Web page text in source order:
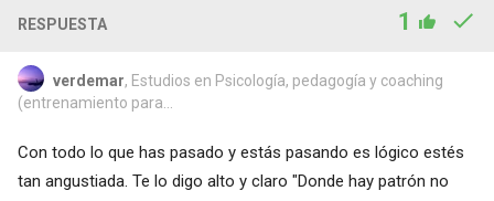
RESPUESTA 1
verdemar, Estudios en Psicología, pedagogía y coaching
(entrenamiento para...
Con todo lo que has pasado y estás pasando es lógico estés
tan angustiada. Te lo digo alto y claro "Donde hay patrón no